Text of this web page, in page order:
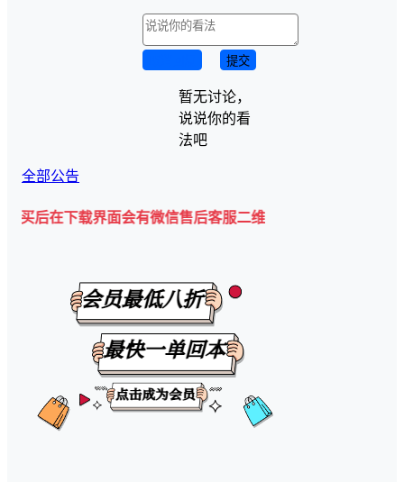
提交
暂无讨论，
说说你的看
法吧
全部公告
界面会有微信售后客服二维码💡